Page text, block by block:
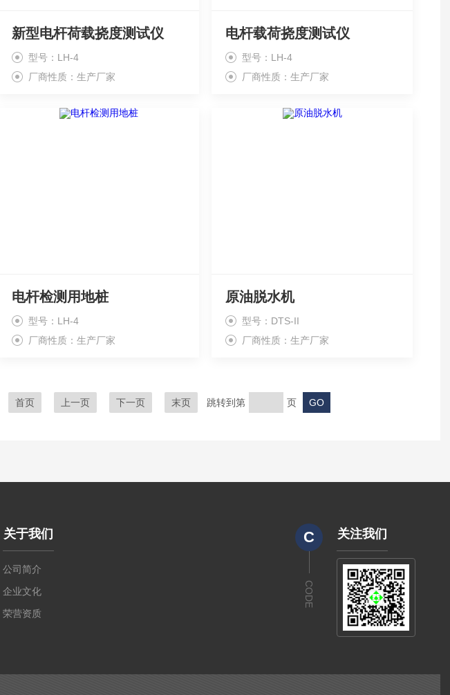
新型电杆荷载挠度测试仪
型号：LH-4
厂商性质：生产厂家
电杆载荷挠度测试仪
型号：LH-4
厂商性质：生产厂家
电杆检测用地桩
型号：LH-4
厂商性质：生产厂家
原油脱水机
型号：DTS-II
厂商性质：生产厂家
首页 上一页 下一页 末页 跳转到第 页
关于我们
公司简介
企业文化
荣营资质
C
CODE
关注我们